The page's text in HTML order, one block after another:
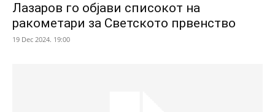
Лазаров го објави списокот на
ракометари за Светското првенство
19 Dec 2024. 19:00